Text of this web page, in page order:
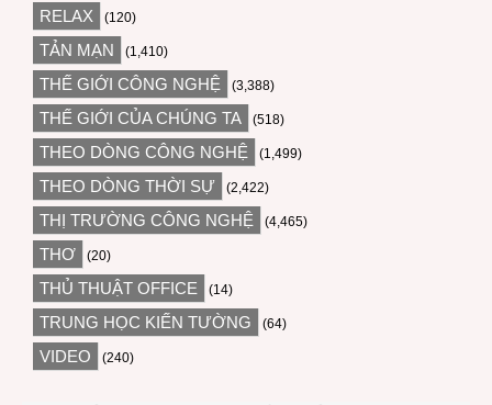
RELAX (120)
TẢN MẠN (1,410)
THẾ GIỚI CÔNG NGHỆ (3,388)
THẾ GIỚI CỦA CHÚNG TA (518)
THEO DÒNG CÔNG NGHỆ (1,499)
THEO DÒNG THỜI SỰ (2,422)
THỊ TRƯỜNG CÔNG NGHỆ (4,465)
THƠ (20)
THỦ THUẬT OFFICE (14)
TRUNG HỌC KIẾN TƯỜNG (64)
VIDEO (240)